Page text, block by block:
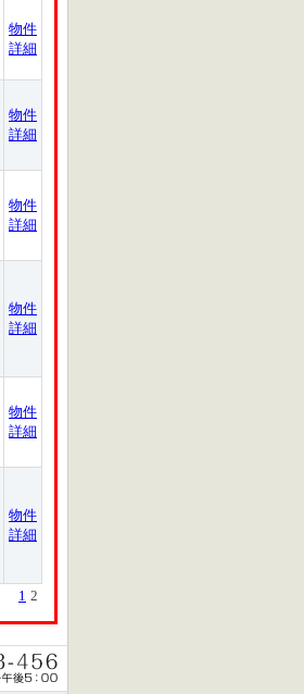
物件
詳細
物件
詳細
物件
詳細
物件
詳細
物件
詳細
物件
詳細
1 2